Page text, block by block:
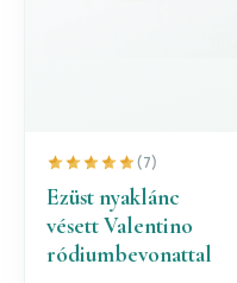
(7)
Ezüst nyaklánc
vésett Valentino
ródiumbevonattal